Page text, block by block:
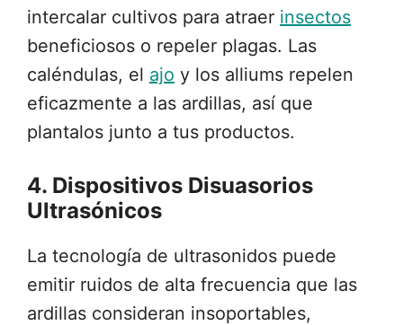
intercalar cultivos para atraer insectos
beneficiosos o repeler plagas. Las
caléndulas, el ajo y los alliums repelen
eficazmente a las ardillas, así que
plantalos junto a tus productos.
4. Dispositivos Disuasorios
Ultrasónicos
La tecnología de ultrasonidos puede
emitir ruidos de alta frecuencia que las
ardillas consideran insoportables,